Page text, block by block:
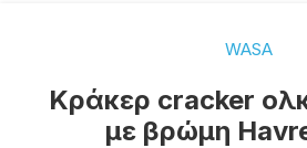
WASA
Κράκερ cracker
με βρώμη